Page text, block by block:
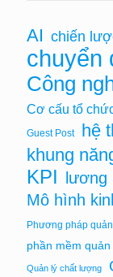
AI chiến
chuyển
Công
Cơ cấu tổ
Guest Post hệ
khung
KPI lương
Mô hình
Phương pháp
phần mềm quản
Quản lý chất lượng